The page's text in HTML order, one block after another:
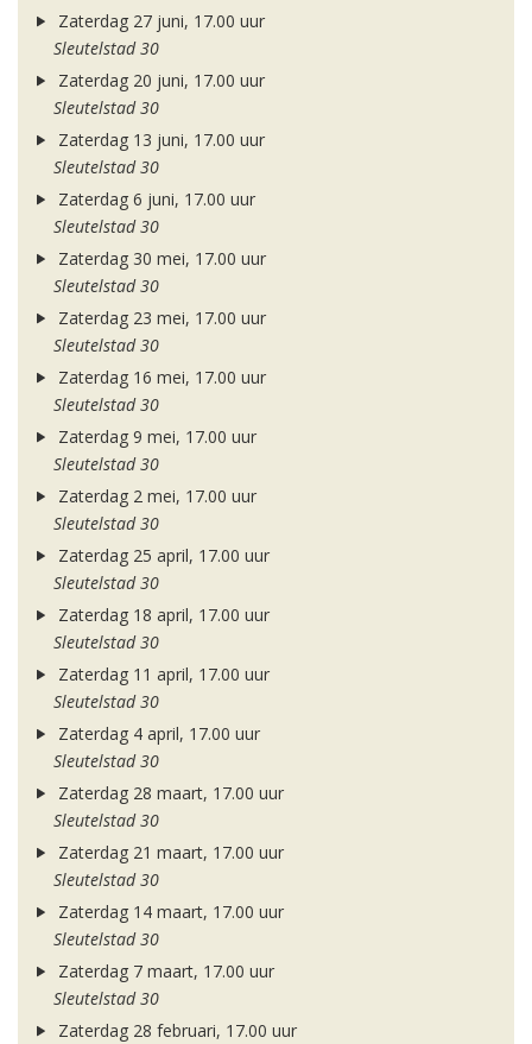
Zaterdag 27 juni, 17.00 uur
Sleutelstad 30
Zaterdag 20 juni, 17.00 uur
Sleutelstad 30
Zaterdag 13 juni, 17.00 uur
Sleutelstad 30
Zaterdag 6 juni, 17.00 uur
Sleutelstad 30
Zaterdag 30 mei, 17.00 uur
Sleutelstad 30
Zaterdag 23 mei, 17.00 uur
Sleutelstad 30
Zaterdag 16 mei, 17.00 uur
Sleutelstad 30
Zaterdag 9 mei, 17.00 uur
Sleutelstad 30
Zaterdag 2 mei, 17.00 uur
Sleutelstad 30
Zaterdag 25 april, 17.00 uur
Sleutelstad 30
Zaterdag 18 april, 17.00 uur
Sleutelstad 30
Zaterdag 11 april, 17.00 uur
Sleutelstad 30
Zaterdag 4 april, 17.00 uur
Sleutelstad 30
Zaterdag 28 maart, 17.00 uur
Sleutelstad 30
Zaterdag 21 maart, 17.00 uur
Sleutelstad 30
Zaterdag 14 maart, 17.00 uur
Sleutelstad 30
Zaterdag 7 maart, 17.00 uur
Sleutelstad 30
Zaterdag 28 februari, 17.00 uur